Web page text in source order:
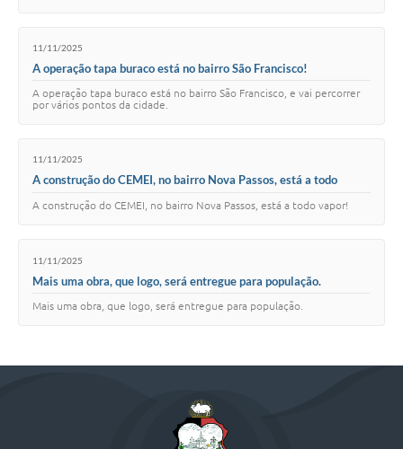
11/11/2025
A operação tapa buraco está no bairro São Francisco!
A operação tapa buraco está no bairro São Francisco, e vai percorrer
por vários pontos da cidade.
11/11/2025
A construção do CEMEI, no bairro Nova Passos, está a todo
A construção do CEMEI, no bairro Nova Passos, está a todo vapor!
11/11/2025
Mais uma obra, que logo, será entregue para população.
Mais uma obra, que logo, será entregue para população.